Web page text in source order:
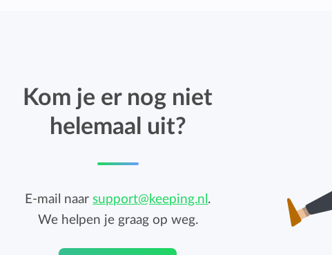
Kom je er nog niet
helemaal uit?
E-mail naarsupport@keeping.nl .
We helpen je graag op weg.